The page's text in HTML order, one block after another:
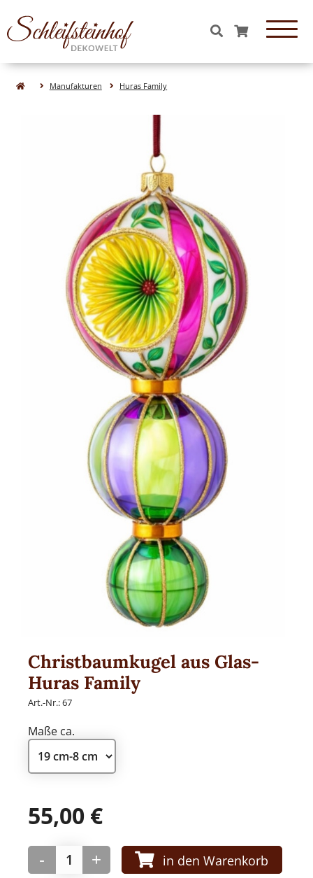
OBJEKTE & FIGUREN
Formen aus Glas
Figuren aus Glas
Natur& Wald aus Glas
Obst aus Glas
Gemüse aus Glas
WEIHNACHTEN
Traditionell
Weihnachtsmänner
Premium Qualität
Gold und Silber
Kinderwelt
Mini Formen und Figuren
Herzen
MANUFAKTUREN
Huras Family
WEIHNACHTSKUGELN
Only Natural
Manufakturen Huras Family
Christbaumkugel aus Glas-
Huras Family
Art.-Nr.:67
Maße ca.
55,00 €
- + in den Warenkorb